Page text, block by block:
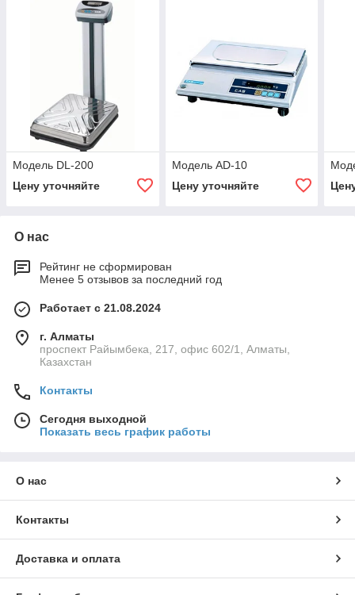
Модель DL-200
Цену уточняйте
Модель AD-10
Цену уточняйте
О нас
Рейтинг не сформирован
Менее 5 отзывов за последний год
Работает с 21.08.2024
г. Алматы
проспект Райымбека, 217, офис 602/1, Алматы,
Казахстан
Контакты
Сегодня выходной
Показать весь график работы
О нас
Контакты
Доставка и оплата